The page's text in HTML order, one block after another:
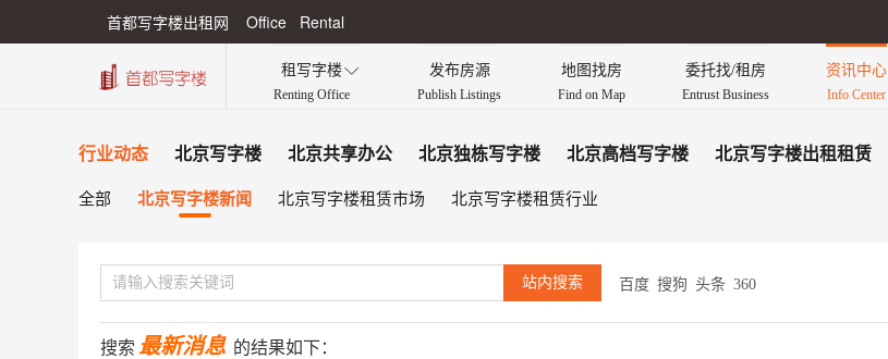
首都写字楼出租网 Office Rental
租写字楼
Renting Office
 发布房源
Publish Listings
地图找房
Find on Map
委托找/租房
Entrust Business
资讯中心
Info Center
行业动态 北京写字楼 北京共享办公 北京独栋写字楼 北京高档写字楼 北京写字楼出租租赁
全部 北京写字楼新闻 北京写字楼租赁市场 北京写字楼租赁行业
百度 搜狗 头条 360
搜索 最新消息 的结果如下：